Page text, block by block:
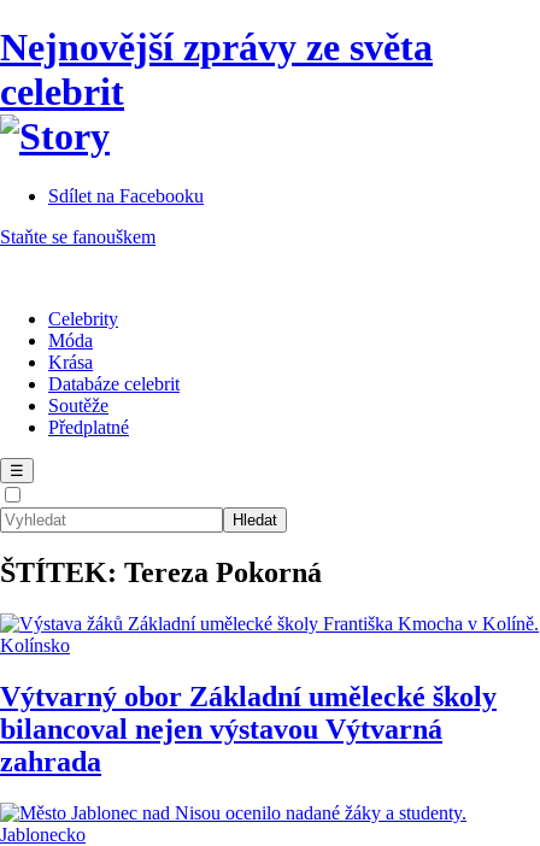
Nejnovější zprávy ze světa
celebrit
Sdílet na Facebooku
Staňte se fanouškem
Celebrity
Móda
Krása
Databáze celebrit
Soutěže
Předplatné
☰
ŠTÍTEK: Tereza Pokorná
Kolínsko
Výtvarný obor Základní umělecké školy
bilancoval nejen výstavou Výtvarná
zahrada
Jablonecko